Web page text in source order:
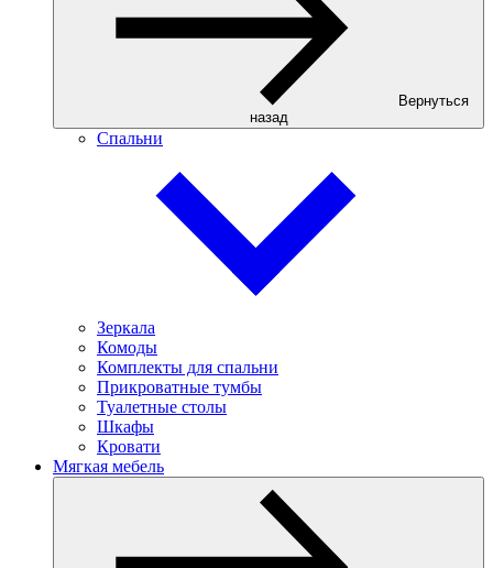
Вернуться
назад
Спальни
Зеркала
Комоды
Комплекты для спальни
Прикроватные тумбы
Туалетные столы
Шкафы
Кровати
Мягкая мебель